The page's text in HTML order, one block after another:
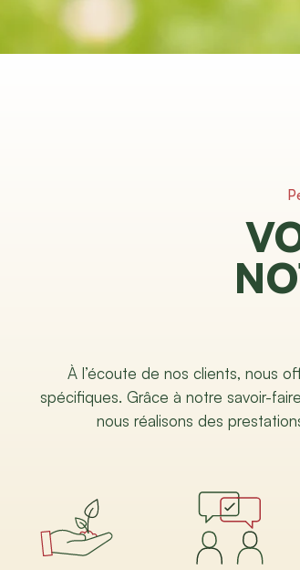
À l’écoute de nos clients, nous
spécifiques. Grâce à notre savoir-
nous réalisons des